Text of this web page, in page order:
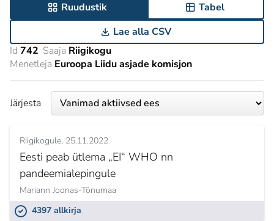
Ruudustik
Tabel
Lae alla CSV
Id 742 Saaja Riigikogu
Menetleja Euroopa Liidu asjade komisjon
Järjesta
Riigikogule 25.11.2022
Eesti peab ütlema „EI“ WHO nn
pandeemialepingule
Mariann Joonas-Tõnumaa
4397 allkirja